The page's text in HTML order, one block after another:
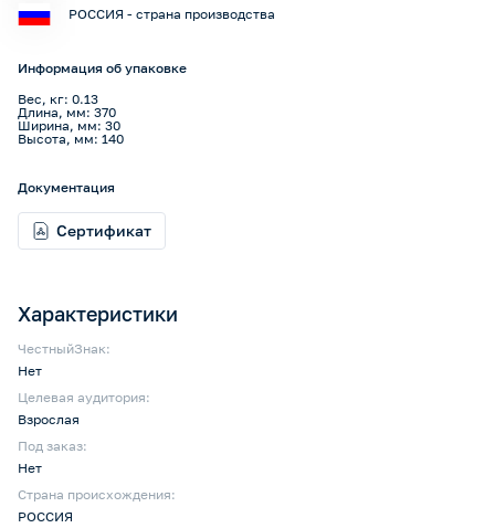
Характеристики
ЧестныйЗнак:
Нет
Целевая аудитория:
Взрослая
Под заказ:
Нет
Страна происхождения:
РОССИЯ
РОССИЯ - страна производства
Информация об упаковке
Вес, кг: 0.13
Длина, мм: 370
Ширина, мм: 30
Высота, мм: 140
Документация
Сертификат